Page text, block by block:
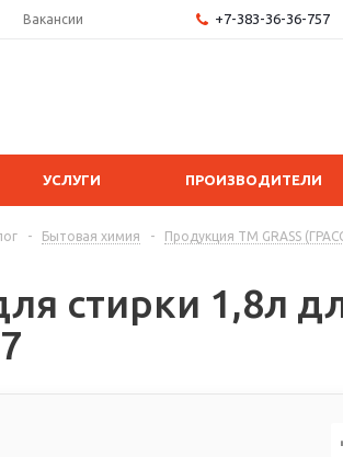
Вакансии +7-383-36-36-757
УСЛУГИ ПРОИЗВОДИТЕЛИ
- Бытовая химия - Продукция ТМ GRASS
стирки 1,8л